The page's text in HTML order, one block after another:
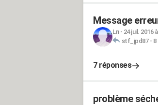
Message
Ln- 24 juil. 2016
stf_jpd87- 8
7 réponses
problème